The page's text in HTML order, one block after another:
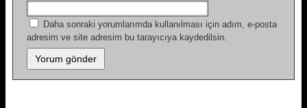
Daha sonraki yorumlarımda kullanılması için adım, e-posta
adresim ve site adresim bu tarayıcıya kaydedilsin.